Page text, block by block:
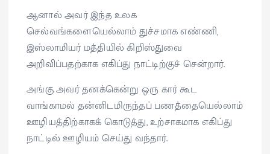
ஆனால் அவர் இந்த உலக
செல்வங்களையெல்லாம் துச்சமாக எண்ணி,
இஸ்லாமியர் மத்தியில் கிறிஸ்துவை
அறிவிப்பதற்காக எகிப்து நாட்டிற்குச் சென்றார்.
அங்கு அவர் தனக்கென்று ஒரு கார் கூட
வாங்காமல் தன்னிடமிருந்தப் பணத்தையெல்லாம்
ஊழியத்திற்காகக் கொடுத்து, உற்சாகமாக எகிப்து
நாட்டில் ஊழியம் செய்து வந்தார்.